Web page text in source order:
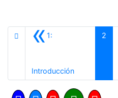
«1:
IntroducciónAnterior
2